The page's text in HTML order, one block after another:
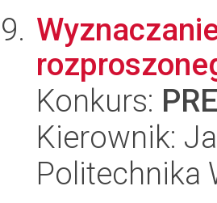
Konkurs:
Kierownik:
Politechnika